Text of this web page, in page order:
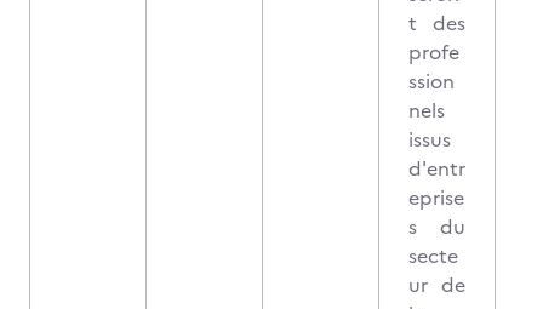
t des
profe
ssion
nels
issus
d'entr
eprise
s du
secte
ur de